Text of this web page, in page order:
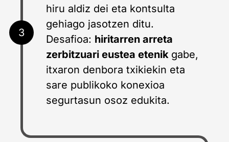
3
hiru aldiz dei eta kontsulta
gehiago jasotzen ditu.
Desafioa: hiritarren arreta
zerbitzuari eustea etenik gabe,
itxaron denbora txikiekin eta
sare publikoko konexioa
segurtasun osoz edukita.